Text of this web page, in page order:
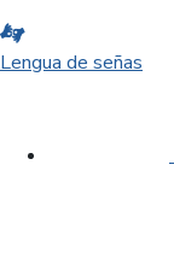
Lengua de señas